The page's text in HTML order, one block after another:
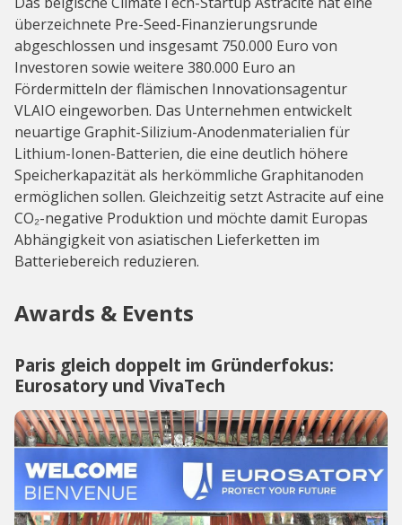
überzeichnete Pre-Seed-Finanzierungsrunde
abgeschlossen und insgesamt 750.000 Euro von
Investoren sowie weitere 380.000 Euro an
Fördermitteln der flämischen Innovationsagentur
VLAIO eingeworben. Das Unternehmen entwickelt
neuartige Graphit-Silizium-Anodenmaterialien für
Lithium-Ionen-Batterien, die eine deutlich höhere
Speicherkapazität als herkömmliche Graphitanoden
ermöglichen sollen. Gleichzeitig setzt Astracite auf eine
CO₂-negative Produktion und möchte damit Europas
Abhängigkeit von asiatischen Lieferketten im
Batteriebereich reduzieren.
Awards & Events
Paris gleich doppelt im Gründerfokus:
Eurosatory und VivaTech